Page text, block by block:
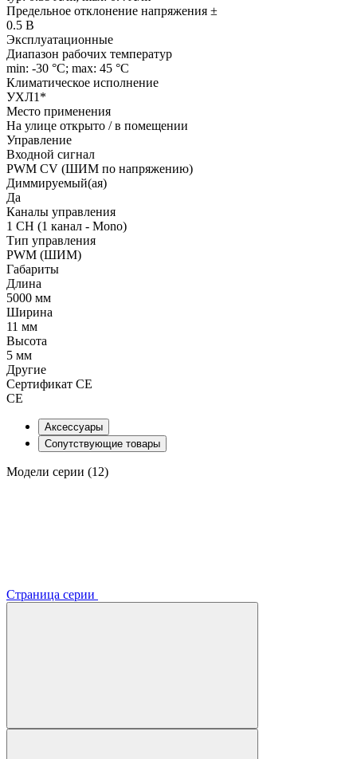
Предельное отклонение напряжения ±
0.5 В
Эксплуатационные
Диапазон рабочих температур
min: -30 °C; max: 45 °C
Климатическое исполнение
УХЛ1*
Место применения
На улице открыто / в помещении
Управление
Входной сигнал
PWM СV (ШИМ по напряжению)
Диммируемый(ая)
Да
Каналы управления
1 CH (1 канал - Mono)
Тип управления
PWM (ШИМ)
Габариты
Длина
5000 мм
Ширина
11 мм
Высота
5 мм
Другие
Сертификат CE
CE
Аксессуары
Сопутствующие товары
Модели серии (12)
Страница серии